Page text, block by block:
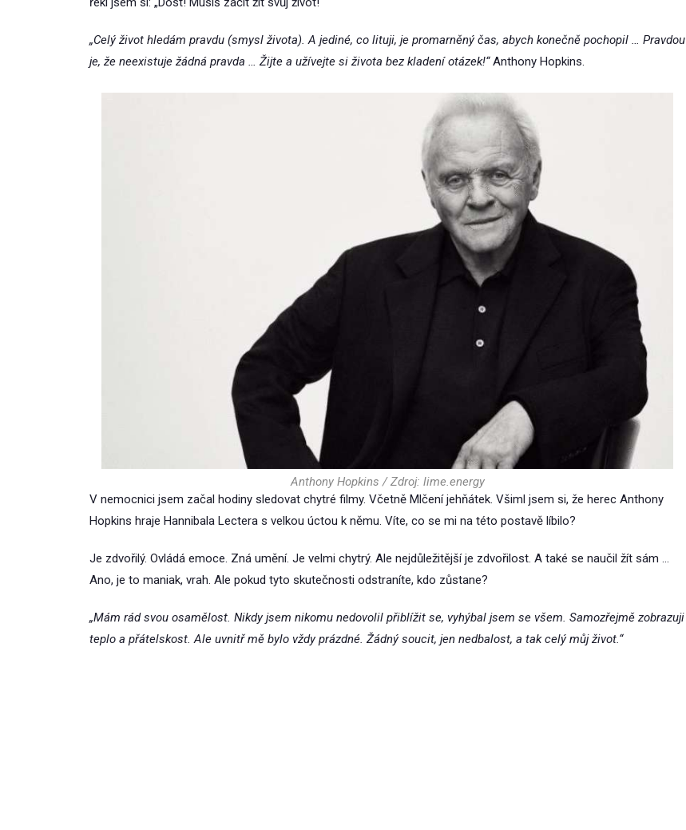
„Celý život hledám pravdu (smysl života). A jediné, co lituji, je promarněný čas, abych konečně pochopil … Pravdou
je, že neexistuje žádná pravda … Žijte a užívejte si života bez kladení otázek!“Anthony Hopkins.
Anthony Hopkins / Zdroj: lime.energy
V nemocnici jsem začal hodiny sledovat chytré filmy. Včetně Mlčení jehňátek. Všiml jsem si, že herec Anthony
Hopkins hraje Hannibala Lectera s velkou úctou k němu. Víte, co se mi na této postavě líbilo?
Je zdvořilý. Ovládá emoce. Zná umění. Je velmi chytrý. Ale nejdůležitější je zdvořilost. A také se naučil žít sám …
Ano, je to maniak, vrah. Ale pokud tyto skutečnosti odstraníte, kdo zůstane?
„Mám rád svou osamělost. Nikdy jsem nikomu nedovolil přiblížit se, vyhýbal jsem se všem. Samozřejmě zobrazuji
teplo a přátelskost. Ale uvnitř mě bylo vždy prázdné. Žádný soucit, jen nedbalost, a tak celý můj život.“